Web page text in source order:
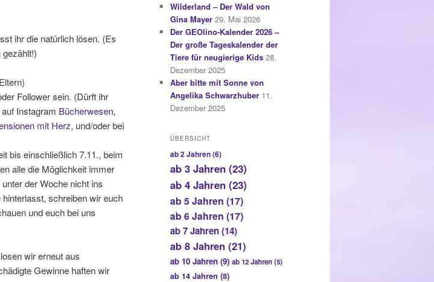
ihr die natürlich lösen. (Es
Follower sein. (Dürft ihr
Instagram Bücherwesen,
mit Herz, und/oder bei
bis einschließlich 7.11., beim
alle die Möglichkeit immer
der Woche nicht ins
schreiben wir euch
und euch bei uns
wir erneut aus
Gewinne haften wir
Wilderland – Der Wald von
Gina Mayer 29. Mai 2026
Der GEOlino-Kalender 2026 –
Der große Tageskalender der
Tiere für neugierige Kids 28.
Dezember 2025
Aber bitte mit Sonne von
Angelika Schwarzhuber 11.
Dezember 2025
ÜBERSICHT
ab 2 Jahren(6)
ab 3 Jahren (23)
ab 4 Jahren (23)
ab 5 Jahren (17)
ab 6 Jahren (17)
ab 7 Jahren(14)
ab 8 Jahren (21)
ab 10 Jahren (9) ab 12 Jahren(5)
ab 14 Jahren (8)